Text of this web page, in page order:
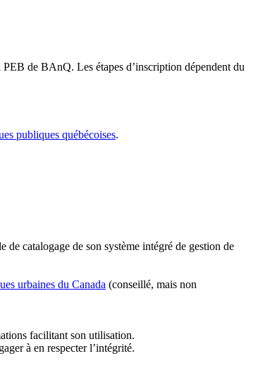
de BAnQ. Les étapes d’inscription dépendent du
publiques québécoises.
catalogage de son système intégré de gestion de
urbaines du Canada (conseillé, mais non
facilitant son utilisation.
à en respecter l’intégrité.